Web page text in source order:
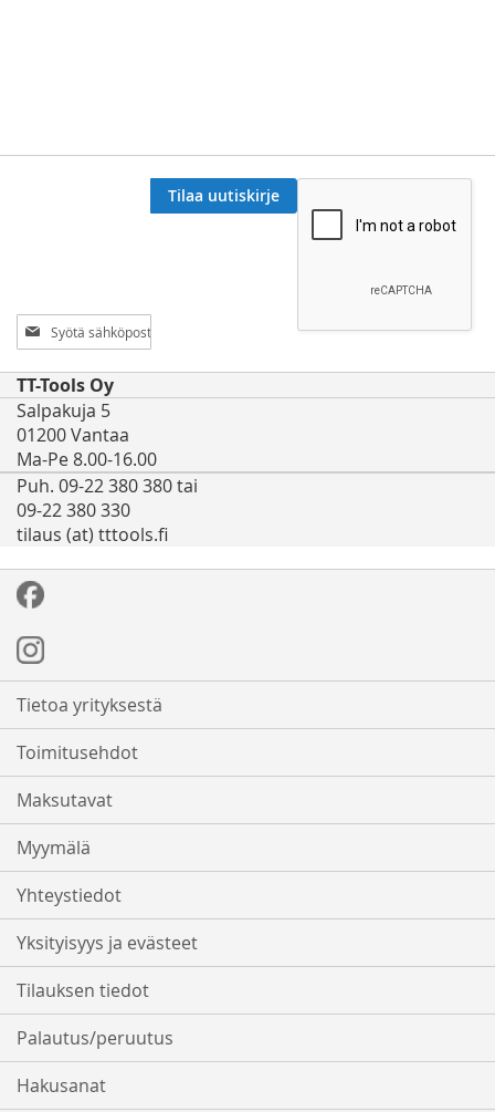
Tilaa
uutiskirjeemme:
Tilaa uutiskirje
TT-Tools Oy
Salpakuja 5
01200 Vantaa
Ma-Pe 8.00-16.00
Puh. 09-22 380 380 tai
09-22 380 330
tilaus (at) tttools.fi
Tietoa yrityksestä
Toimitusehdot
Maksutavat
Myymälä
Yhteystiedot
Yksityisyys ja evästeet
Tilauksen tiedot
Palautus/peruutus
Hakusanat